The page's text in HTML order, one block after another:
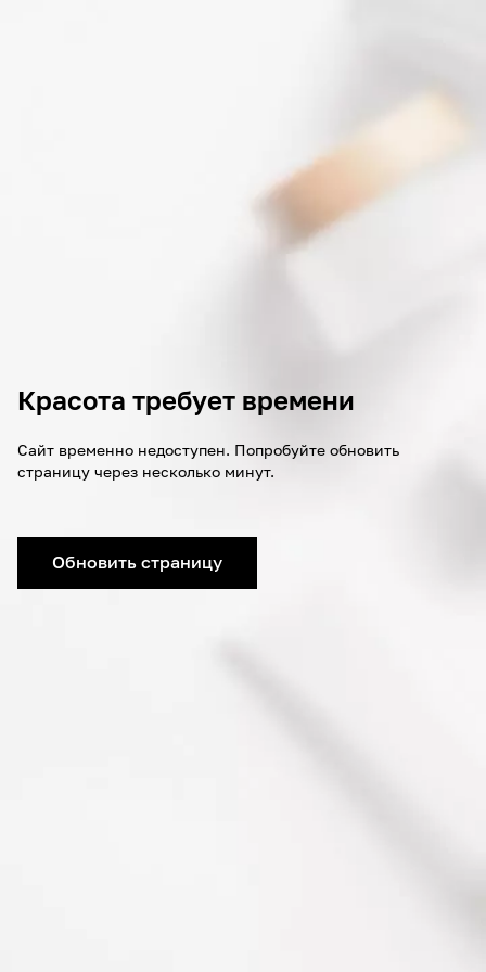
Красота требует времени
Сайт временно недоступен. Попробуйте обновить
страницу через несколько минут.
Обновить страницу